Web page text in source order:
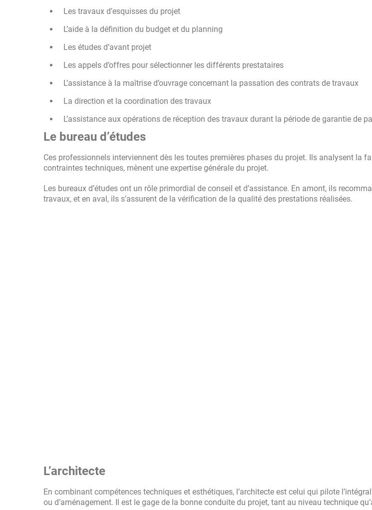
Les travaux d’esquisses du projet
L’aide à la définition du budget et du planning
Les études d’avant projet
Les appels d’offres pour sélectionner les différents prestataires
L’assistance à la maîtrise d’ouvrage concernant la passation des contrats de travaux
La direction et la coordination des travaux
L’assistance aux opérations de réception des travaux durant la période de garantie de
Le bureau d’études
Ces professionnels interviennent dès les toutes premières phases du projet. Ils analysent la
contraintes techniques, mènent une expertise générale du projet.
Les bureaux d’études ont un rôle primordial de conseil et d’assistance. En amont, ils
travaux, et en aval, ils s’assurent de la vérification de la qualité des prestations réalisées.
L’architecte
En combinant compétences techniques et esthétiques, l’architecte est celui qui pilote
ou d’aménagement. Il est le gage de la bonne conduite du projet, tant au niveau technique